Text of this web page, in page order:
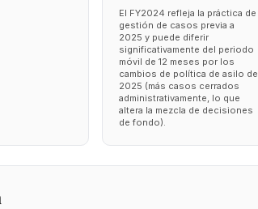
El FY2024 refleja la práctica de
gestión de casos previa a
2025 y puede diferir
significativamente del periodo
móvil de 12 meses por los
cambios de política de asilo de
2025 (más casos cerrados
administrativamente, lo que
altera la mezcla de decisiones
de fondo).